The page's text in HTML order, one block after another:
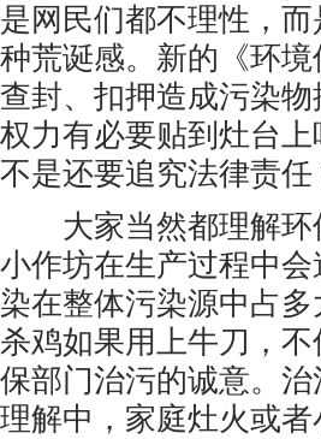
是网民们都不理性，
种荒诞感。新的《环
查封、扣押造成污染
权力有必要贴到灶台
不是还要追究法律责任
大家当然都理解环
小作坊在生产过程中
染在整体污染源中占
杀鸡如果用上牛刀，
保部门治污的诚意。
理解中，家庭灶火或